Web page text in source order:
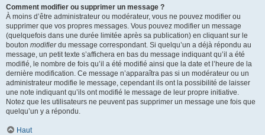
Comment modifier ou supprimer un message ?
À moins d’être administrateur ou modérateur, vous ne pouvez modifier ou
supprimer que vos propres messages. Vous pouvez modifier un message
(quelquefois dans une durée limitée après sa publication) en cliquant sur le
bouton modifierdu message correspondant. Si quelqu’un a déjà répondu au
message, un petit texte s’affichera en bas du message indiquant qu’il a été
modifié, le nombre de fois qu’il a été modifié ainsi que la date et l’heure de la
dernière modification. Ce message n’apparaîtra pas si un modérateur ou un
administrateur modifie le message, cependant ils ont la possibilité de laisser
une note indiquant qu’ils ont modifié le message de leur propre initiative.
Notez que les utilisateurs ne peuvent pas supprimer un message une fois que
quelqu’un y a répondu.
Haut